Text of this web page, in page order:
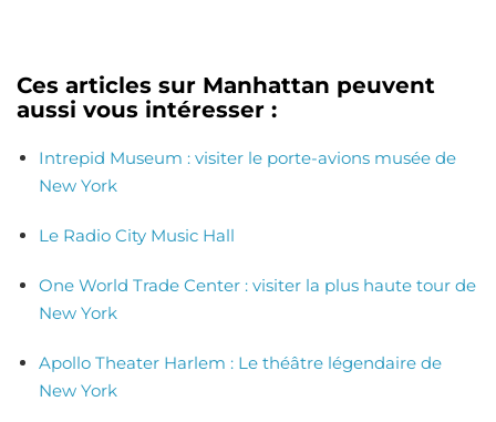
Ces articles sur Manhattan peuvent
aussi vous intéresser :
Intrepid Museum : visiter le porte-avions musée de
New York
Le Radio City Music Hall
One World Trade Center : visiter la plus haute tour de
New York
Apollo Theater Harlem : Le théâtre légendaire de
New York